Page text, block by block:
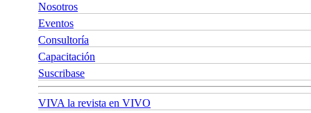
Nosotros
Eventos
Consultoría
Capacitación
Suscribase
VIVA la revista en VIVO